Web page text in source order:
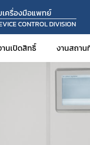
ครื่องมือแพทย์
CONTROL DIVISION
นเปิดสิทธิ์ งานสถาน
จดท
ใบอนุ
ระบ
ระบ